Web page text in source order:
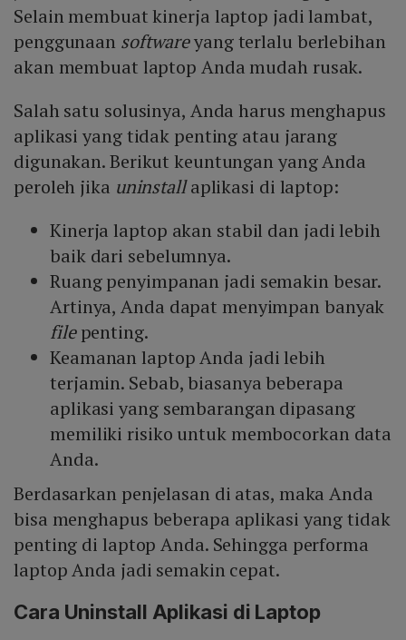
Selain membuat kinerja laptop jadi lambat,
penggunaan softwareyang terlalu berlebihan
akan membuat laptop Anda mudah rusak.
Salah satu solusinya, Anda harus menghapus
aplikasi yang tidak penting atau jarang
digunakan. Berikut keuntungan yang Anda
peroleh jika uninstallaplikasi di laptop:
Kinerja laptop akan stabil dan jadi lebih
baik dari sebelumnya.
Ruang penyimpanan jadi semakin besar.
Artinya, Anda dapat menyimpan banyak
filepenting.
Keamanan laptop Anda jadi lebih
terjamin. Sebab, biasanya beberapa
aplikasi yang sembarangan dipasang
memiliki risiko untuk membocorkan data
Anda.
Berdasarkan penjelasan di atas, maka Anda
bisa menghapus beberapa aplikasi yang tidak
penting di laptop Anda. Sehingga performa
laptop Anda jadi semakin cepat.
Cara Uninstall Aplikasi di Laptop